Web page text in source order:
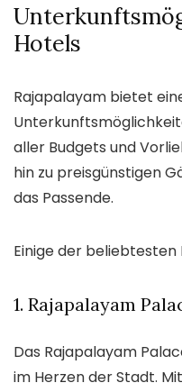
Hotels
Rajapalayam bietet
aller Budgets und
hin zu preisgünstigen
das Passende.
Einige der beliebtesten
1. Rajapalayam
Das Rajapalayam
im Herzen der Stadt.